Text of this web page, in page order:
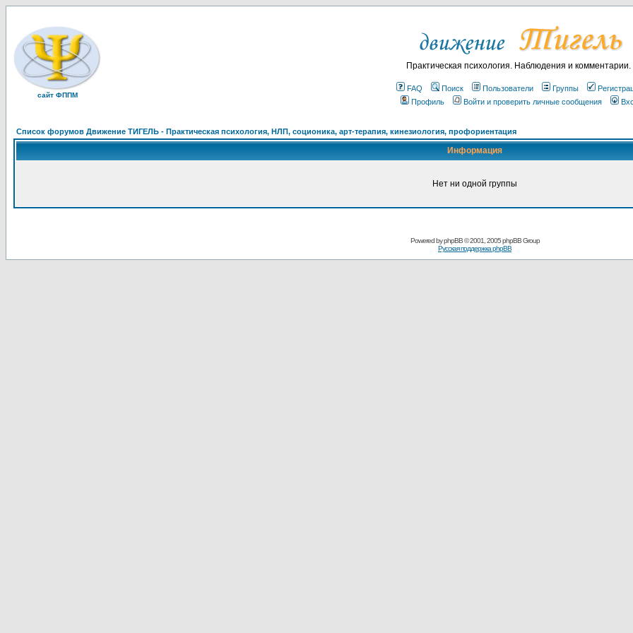
сайт ФППМ
Практическая психология. Наблюдения и комментарии.
FAQ Поиск Пользователи Группы
Профиль
Войти и проверить личные сообщения
Список форумов Движение ТИГЕЛЬ - Практическая психология, НЛП, соционика, арт-терапия, кинезиология, профориентация
Информация
Нет ни одной группы
Powered byphpBB© 2001, 2005 phpBB Group
Русская поддержка phpBB